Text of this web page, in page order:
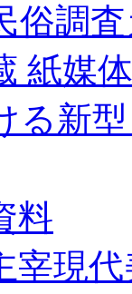
調査
紙媒
る新
料
宰現